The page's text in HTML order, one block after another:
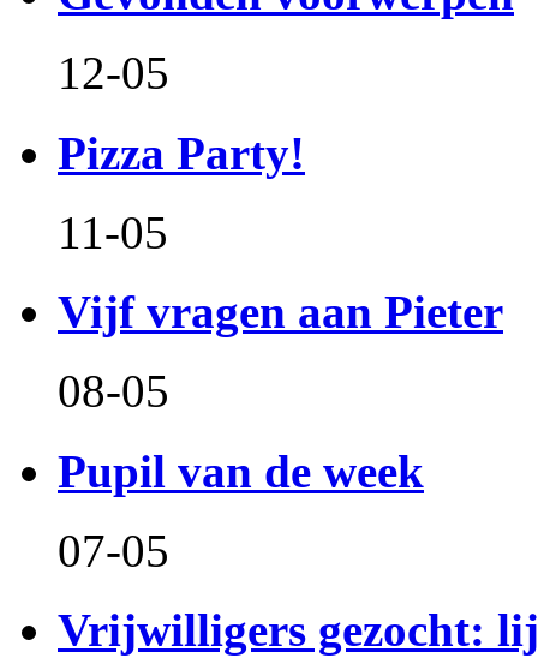
12-05
Pizza Party!
11-05
Vijf vragen aan Pieter
08-05
Pupil van de week
07-05
Vrijwilligers gezocht: